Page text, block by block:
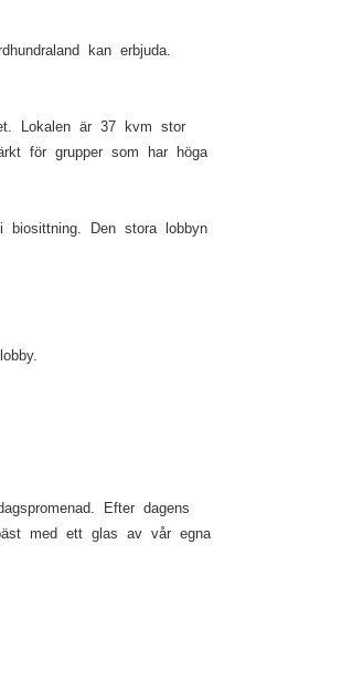
kan erbjuda.
Lokalen är 37 kvm stor
för grupper som har höga
Den stora lobbyn
Efter dagens
med ett glas av vår egna